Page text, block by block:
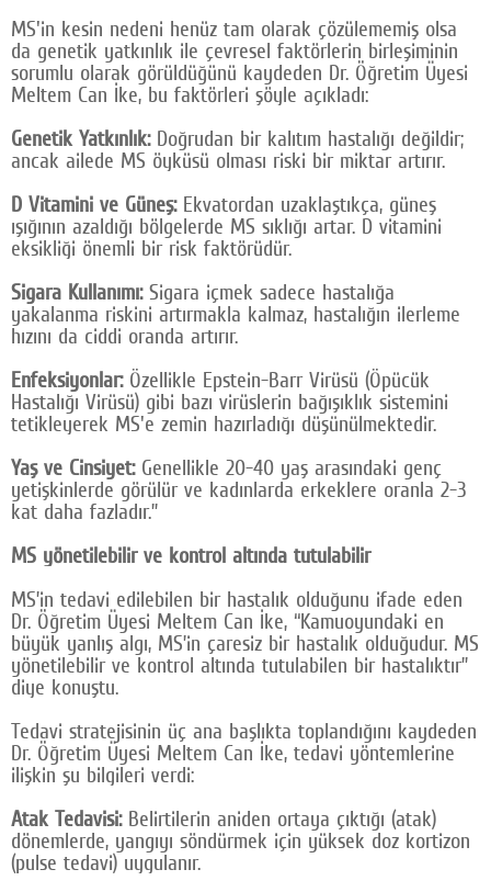
MS'in kesin nedeni henüz tam olarak çözülememiş olsa
da genetik yatkınlık ile çevresel faktörlerin birleşiminin
sorumlu olarak görüldüğünü kaydeden Dr. Öğretim Üyesi
Meltem Can İke, bu faktörleri şöyle açıkladı:
Genetik Yatkınlık: Doğrudan bir kalıtım hastalığı değildir;
ancak ailede MS öyküsü olması riski bir miktar artırır.
D Vitamini ve Güneş: Ekvatordan uzaklaştıkça, güneş
ışığının azaldığı bölgelerde MS sıklığı artar. D vitamini
eksikliği önemli bir risk faktörüdür.
Sigara Kullanımı: Sigara içmek sadece hastalığa
yakalanma riskini artırmakla kalmaz, hastalığın ilerleme
hızını da ciddi oranda artırır.
Enfeksiyonlar: Özellikle Epstein-Barr Virüsü (Öpücük
Hastalığı Virüsü) gibi bazı virüslerin bağışıklık sistemini
tetikleyerek MS'e zemin hazırladığı düşünülmektedir.
Yaş ve Cinsiyet:Genellikle 20-40 yaş arasındaki genç
yetişkinlerde görülür ve kadınlarda erkeklere oranla 2-3
kat daha fazladır.”
MS yönetilebilir ve kontrol altında tutulabilir
MS’in tedavi edilebilen bir hastalık olduğunu ifade eden
Dr. Öğretim Üyesi Meltem Can İke, “Kamuoyundaki en
büyük yanlış algı, MS’in çaresiz bir hastalık olduğudur. MS
yönetilebilir ve kontrol altında tutulabilen bir hastalıktır”
diye konuştu.
Tedavi stratejisinin üç ana başlıkta toplandığını kaydeden
Dr. Öğretim Üyesi Meltem Can İke, tedavi yöntemlerine
ilişkin şu bilgileri verdi:
Atak Tedavisi:Belirtilerin aniden ortaya çıktığı (atak)
dönemlerde, yangıyı söndürmek için yüksek doz kortizon
(pulse tedavi) uygulanır.